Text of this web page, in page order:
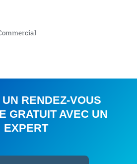
RENDEZ-VOUS
GRATUIT AVEC UN
EXPERT